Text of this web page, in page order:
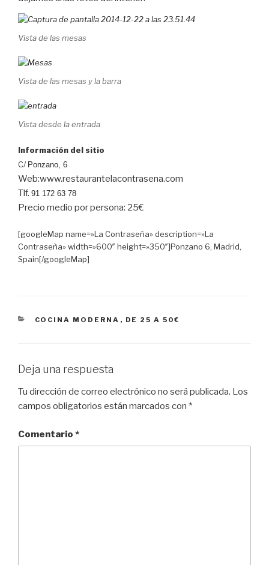
Vista de las mesas
Vista de las mesas y la barra
Vista desde la entrada
Información del sitio
C/ Ponzano, 6
Web:www.restaurantelacontrasena.com
Tlf. 91 172 63 78
Precio medio por persona: 25€
[googleMap name=»La Contraseña» description=»La
Contraseña» width=»600″ height=»350″]Ponzano 6, Madrid,
Spain[/googleMap]
CATEGORÍAS
COCINA MODERNA , DE 25 A 50€
Deja una respuesta
Tu dirección de correo electrónico no será publicada. Los
campos obligatorios están marcados con *
Comentario *